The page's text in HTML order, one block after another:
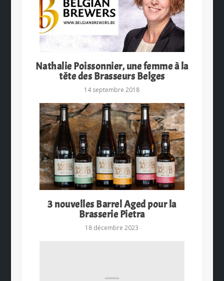
Nathalie Poissonnier, une femme à la
tête des Brasseurs Belges
14 septembre 2018
3 nouvelles Barrel Aged pour la
Brasserie Pietra
18 décembre 2023